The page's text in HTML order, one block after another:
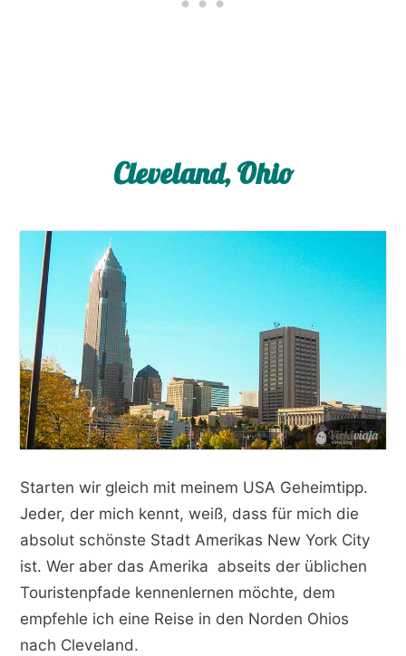
Cleveland, Ohio
Starten wir gleich mit meinem USA Geheimtipp.
Jeder, der mich kennt, weiß, dass für mich die
absolut schönste Stadt Amerikas New York City
ist. Wer aber das Amerika abseits der üblichen
Touristenpfade kennenlernen möchte, dem
empfehle ich eine Reise in den Norden Ohios
nach Cleveland.